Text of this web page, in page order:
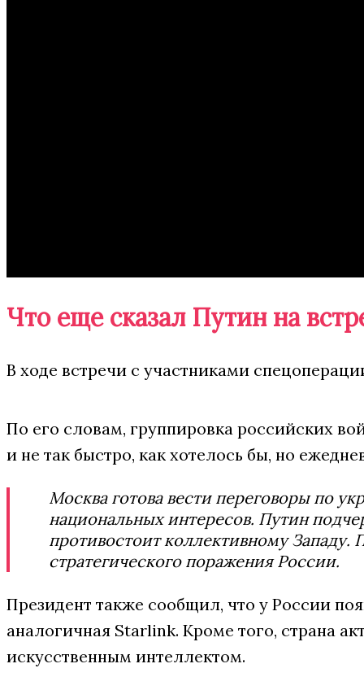
Что еще сказал Путин на
В ходе встречи с участниками
По его словам, группировка российских
и не так быстро, как хотелось бы, но
Москва готова вести переговоры по
национальных интересов. Путин
противостоит коллективному Западу.
стратегического поражения России.
Президент также сообщил, что у России
аналогичная Starlink. Кроме того, страна
искусственным интеллектом.